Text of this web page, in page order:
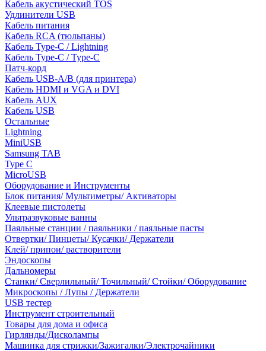
Кабель акустический TOS
Удлинители USB
Кабель питания
Кабель RCA (тюльпаны)
Кабель Type-C / Lightning
Кабель Type-C / Type-C
Патч-корд
Кабель USB-A/B (для принтера)
Кабель HDMI и VGA и DVI
Кабель AUX
Кабель USB
Остальные
Lightning
MiniUSB
Samsung TAB
Type C
MicroUSB
Оборудование и Инструменты
Блок питания/ Мультиметры/ Активаторы
Клеевые пистолеты
Ультразвуковые ванны
Паяльные станции / паяльники / паяльные пасты
Отвертки/ Пинцеты/ Кусачки/ Держатели
Клей/ припои/ растворители
Эндоскопы
Дальномеры
Станки/ Сверлильный/ Точильный/ Стойки/ Оборудование
Микроскопы / Лупы / Держатели
USB тестер
Инструмент строительный
Товары для дома и офиса
Гирлянды/Дисколампы
Машинка для стрижки/Зажигалки/Электрочайники